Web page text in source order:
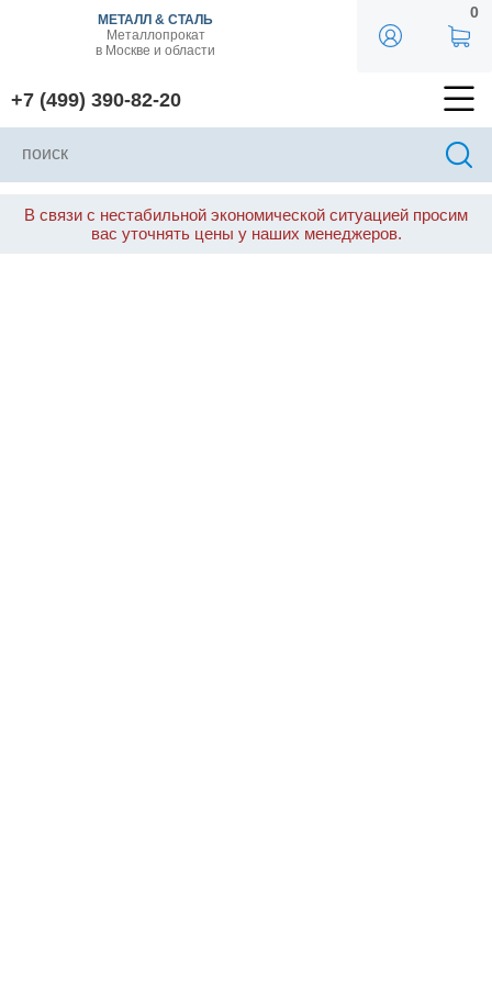
МЕТАЛЛ & СТАЛЬ
Металлопрокат
в Москве и области
+7 (499) 390-82-20
0
В связи с нестабильной экономической ситуацией просим
вас уточнять цены у наших менеджеров.